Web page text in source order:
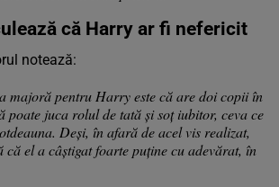
că Harry ar fi nefericit
notează:
majoră pentru Harry este că are doi copii în
poate juca rolul de tată și soț iubitor, ceva ce
Deși, în afară de acel vis realizat,
el a câștigat foarte puține cu adevărat, în